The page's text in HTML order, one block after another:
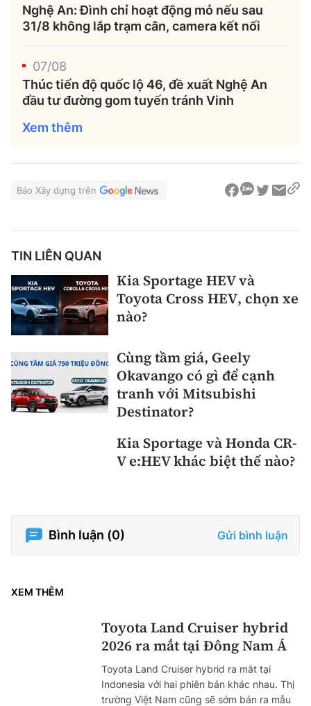
Nghệ An: Đình chỉ hoạt động mỏ nếu sau
31/8 không lắp trạm cân, camera kết nối
07/08
Thúc tiến độ quốc lộ 46, đề xuất Nghệ An
đầu tư đường gom tuyến tránh Vinh
Xem thêm
Báo Xây dựng trên
TIN LIÊN QUAN
Kia Sportage HEV và
Toyota Cross HEV, chọn xe
nào?
Cùng tầm giá, Geely
Okavango có gì để cạnh
tranh với Mitsubishi
Destinator?
Kia Sportage và Honda CR-
V e:HEV khác biệt thế nào?
Bình luận (0) Gửi bình luận
XEM THÊM
Toyota Land Cruiser hybrid
2026 ra mắt tại Đông Nam Á
Toyota Land Cruiser hybrid ra mắt tại
Indonesia với hai phiên bản khác nhau. Thị
trường Việt Nam cũng sẽ sớm bán ra mẫu